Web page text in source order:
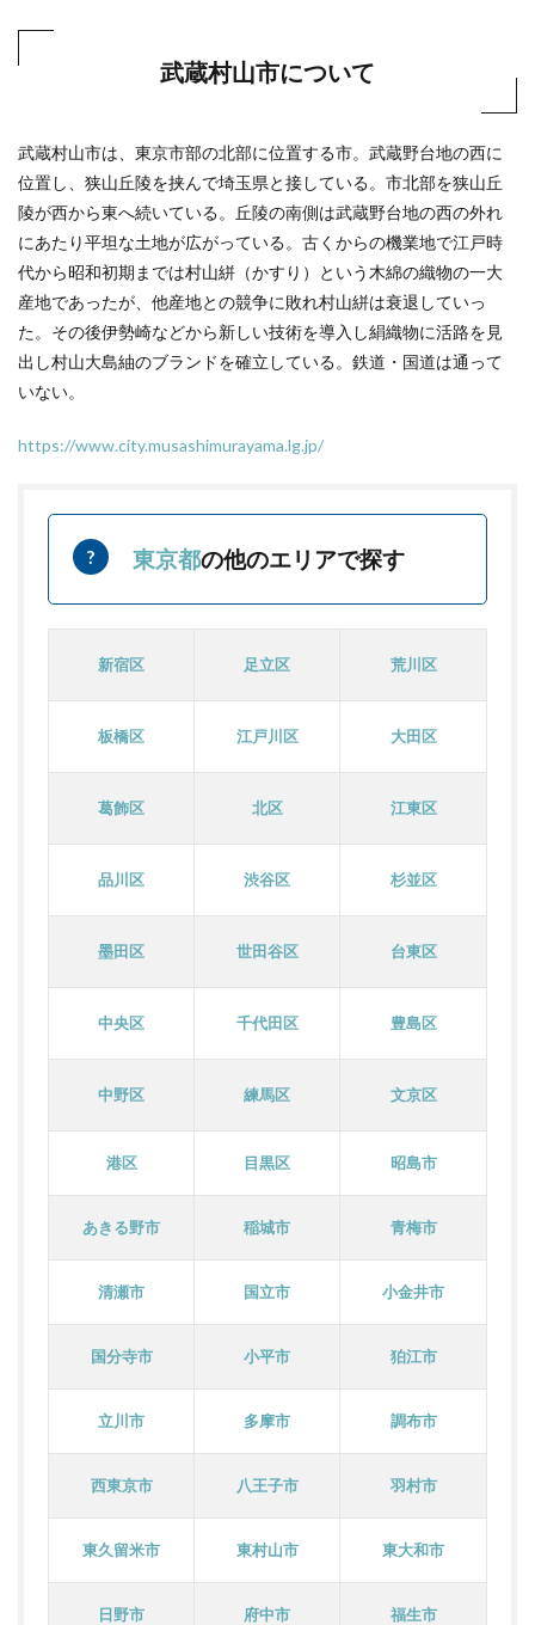
武蔵村山市について
武蔵村山市は、東京市部の北部に位置する市。武蔵野台地の西に
位置し、狭山丘陵を挟んで埼玉県と接している。市北部を狭山丘
陵が西から東へ続いている。丘陵の南側は武蔵野台地の西の外れ
にあたり平坦な土地が広がっている。古くからの機業地で江戸時
代から昭和初期までは村山絣（かすり）という木綿の織物の一大
産地であったが、他産地との競争に敗れ村山絣は衰退していっ
た。その後伊勢崎などから新しい技術を導入し絹織物に活路を見
出し村山大島紬のブランドを確立している。鉄道・国道は通って
いない。
https://www.city.musashimurayama.lg.jp/
東京都の他のエリアで探す
新宿区 足立区 荒川区
板橋区 江戸川区 大田区
葛飾区 北区 江東区
品川区 渋谷区 杉並区
墨田区 世田谷区 台東区
中央区 千代田区 豊島区
中野区 練馬区 文京区
港区 目黒区 昭島市
あきる野市 稲城市 青梅市
清瀬市 国立市 小金井市
国分寺市 小平市 狛江市
立川市 多摩市 調布市
西東京市 八王子市 羽村市
東久留米市 東村山市 東大和市
日野市 府中市 福生市